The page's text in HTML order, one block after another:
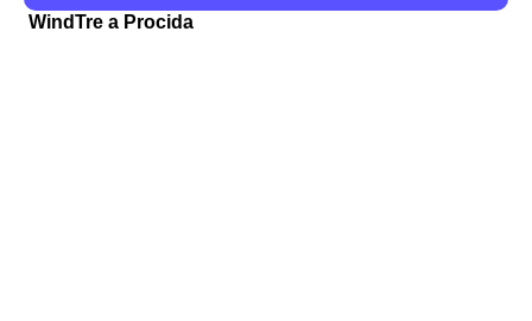
WindTre a Procida